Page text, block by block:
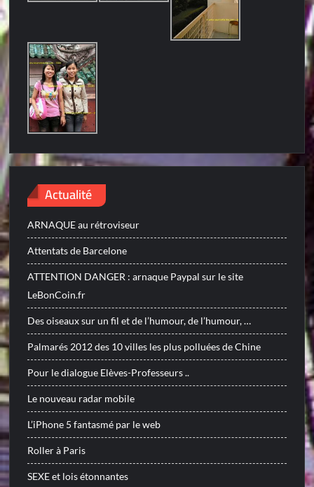
Actualité
ARNAQUE au rétroviseur
Attentats de Barcelone
ATTENTION DANGER : arnaque Paypal sur le site
LeBonCoin.fr
Des oiseaux sur un fil et de l’humour, de l’humour, …
Palmarés 2012 des 10 villes les plus polluées de Chine
Pour le dialogue Elèves-Professeurs ..
Le nouveau radar mobile
L’iPhone 5 fantasmé par le web
Roller à Paris
SEXE et lois étonnantes